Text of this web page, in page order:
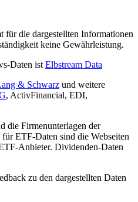
für die dargestellten Informationen
keine Gewährleistung.
Daten ist Elbstream Data
& Schwarz und weitere
, ActivFinancial, EDI,
die Firmenunterlagen der
ETF-Daten sind die Webseiten
Anbieter. Dividenden-Daten
zu den dargestellten Daten